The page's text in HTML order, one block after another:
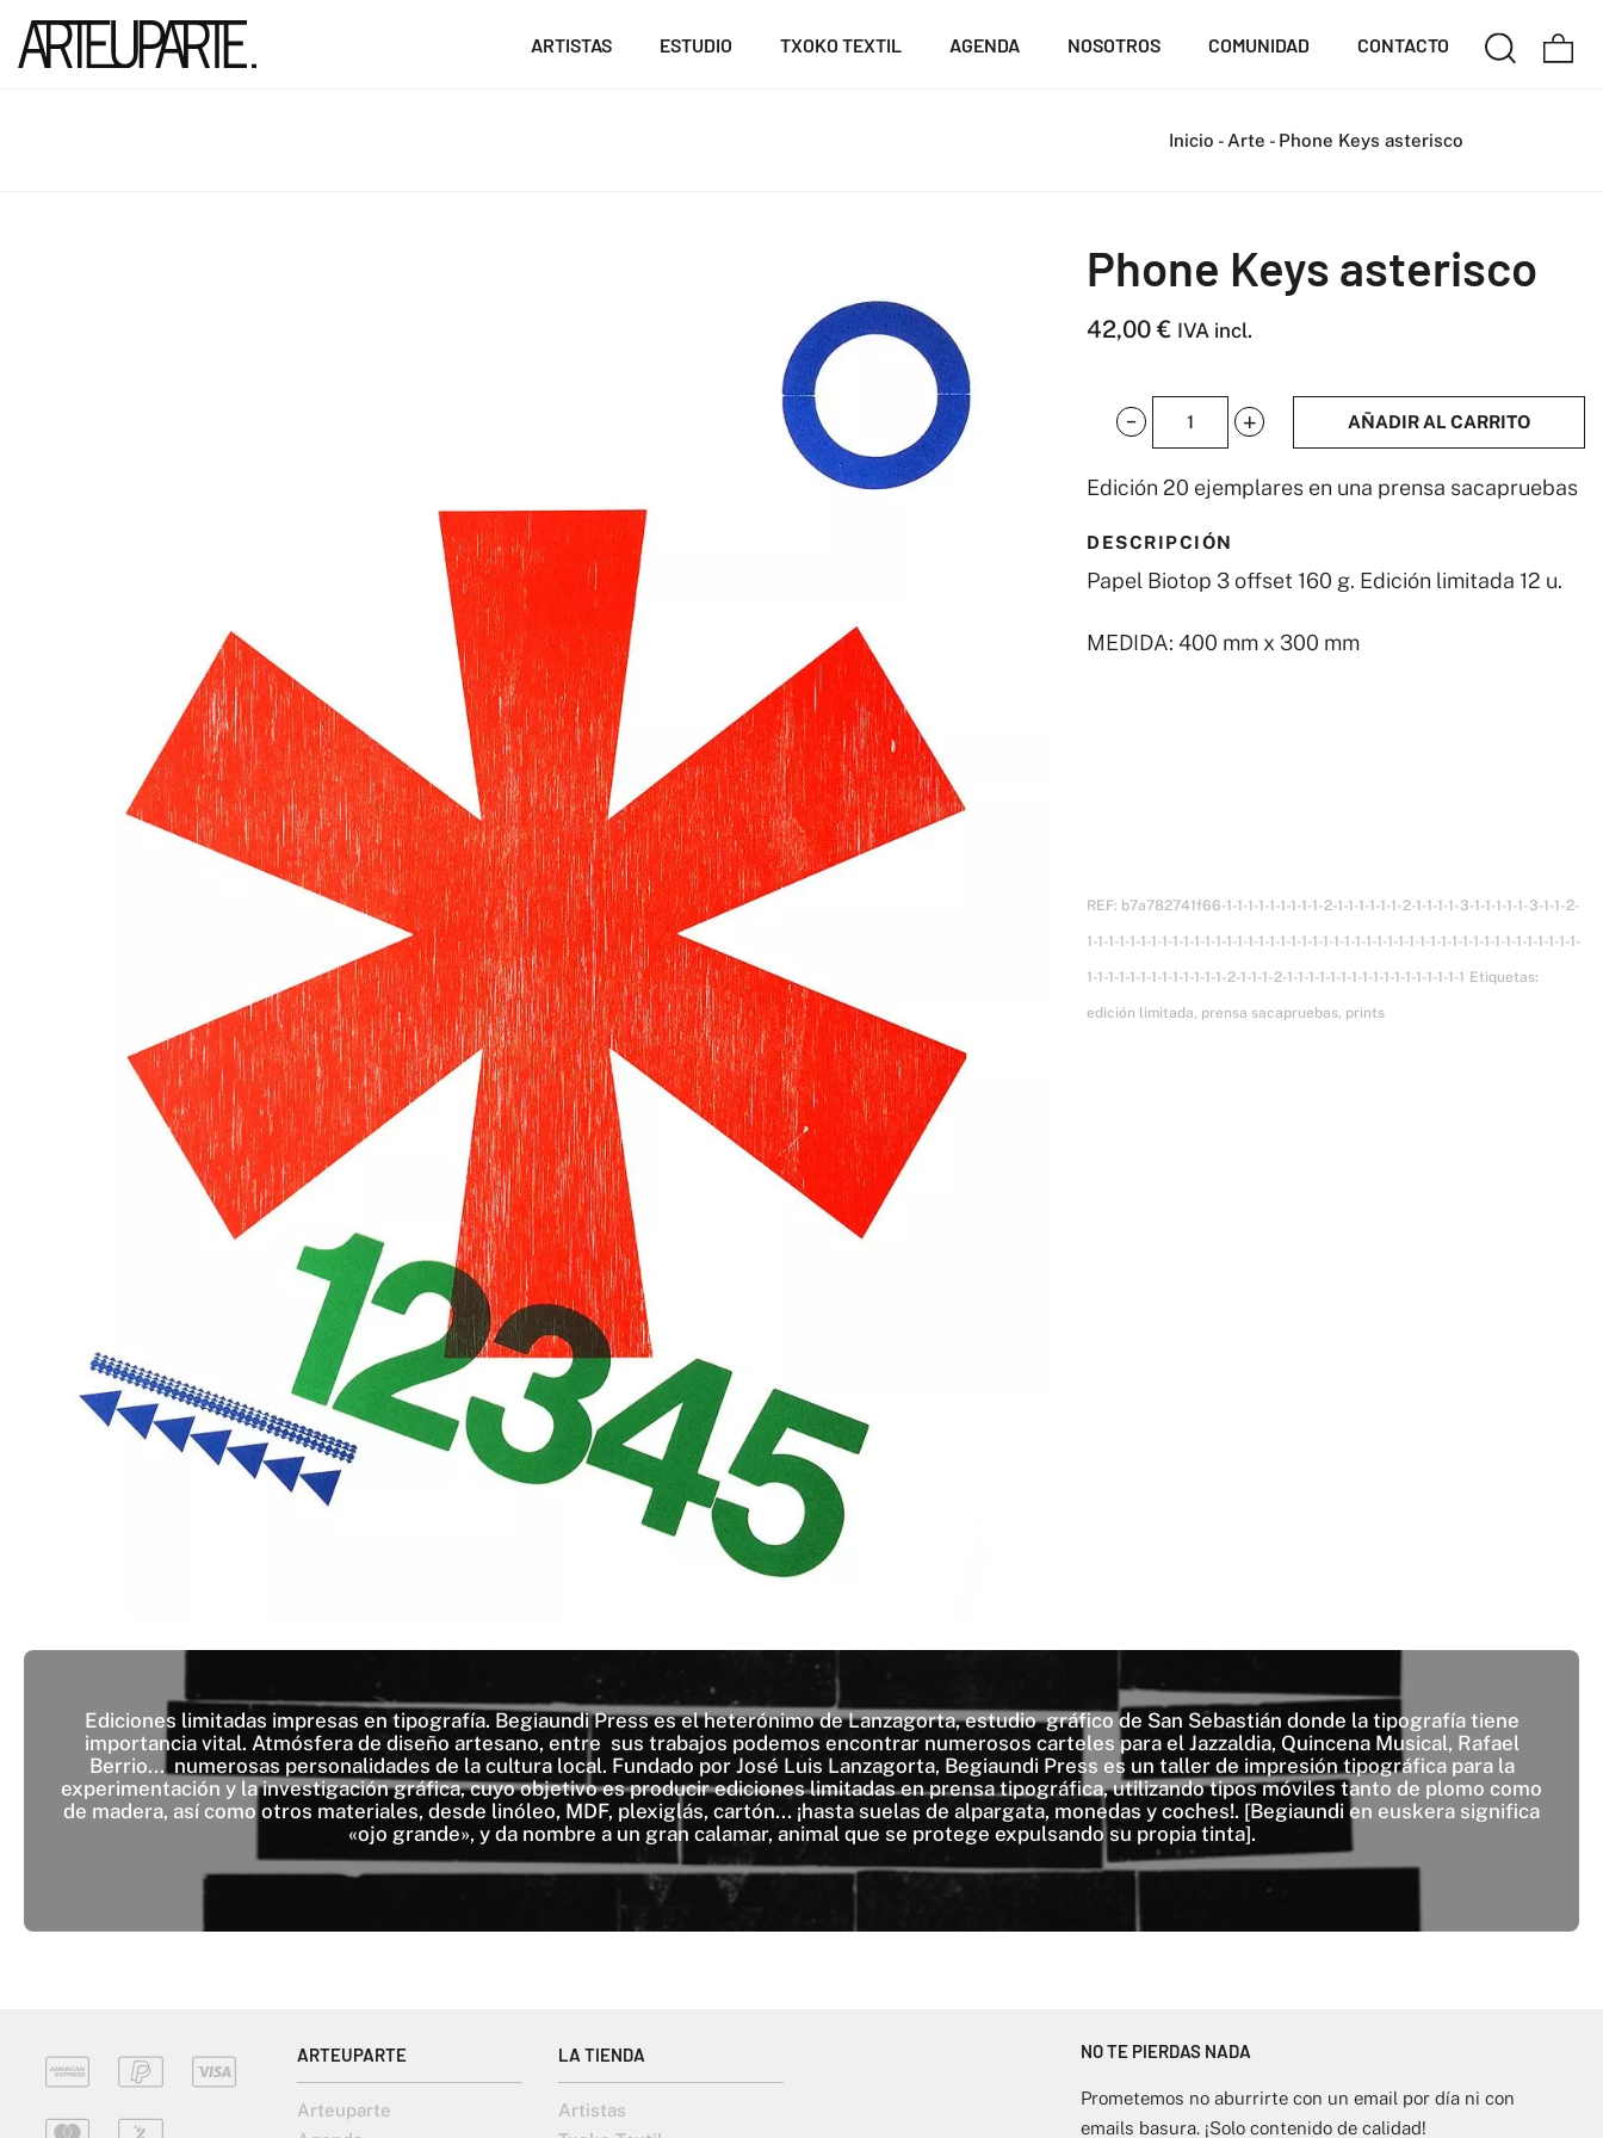
ARTISTAS ESTUDIO TXOKO TEXTIL AGENDA NOSOTROS COMUNIDAD CONTACTO
Inicio - Arte - Phone Keys asterisco
Phone Keys asterisco
42,00€ IVA incl.
Phone
cantidad
AÑADIR AL CARRITO
Edición 20 ejemplares en una prensa sacapruebas
DESCRIPCIÓN
Papel Biotop 3 offset 160 g. Edición limitada 12 u.
MEDIDA: 400 mm x 300 mm
REF: b7a782741f66-1-1-1-1-1-1-1-1-1-2-1-1-1-1-1-1-2-1-1-1-1-3-1-1-1-1-1-3-1-1-2-
1-1-1-1-1-1-1-1-1-1-1-1-1-1-1-1-1-1-1-1-1-1-1-1-1-1-1-1-1-1-1-1-1-1-1-1-1-1-1-1-1-1-1-1-1-1-
1-1-1-1-1-1-1-1-1-1-1-1-1-2-1-1-1-2-1-1-1-1-1-1-1-1-1-1-1-1-1-1-1-1-1 Etiquetas:
edición limitada, prensa sacapruebas, prints
Ediciones limitadas impresas en tipografía. Begiaundi Press es el heterónimo de Lanzagorta, estudio gráfico de San Sebastián donde la tipografía tiene
importancia vital. Atmósfera de diseño artesano, entre sus trabajos podemos encontrar numerosos carteles para el Jazzaldia, Quincena Musical, Rafael
Berrio... numerosas personalidades de la cultura local. Fundado por José Luis Lanzagorta, Begiaundi Press es un taller de impresión tipográfica para la
experimentación y la investigación gráfica, cuyo objetivo es producir ediciones limitadas en prensa tipográfica, utilizando tipos móviles tanto de plomo como
de madera, así como otros materiales, desde linóleo, MDF, plexiglás, cartón... ¡hasta suelas de alpargata, monedas y coches!. [Begiaundi en euskera significa
«ojo grande», y da nombre a un gran calamar, animal que se protege expulsando su propia tinta].
ARTEUPARTE
Arteuparte
LA TIENDA
Artistas
NO TE PIERDAS NADA
Prometemos no aburrirte con un email por día ni con
emails basura. ¡Solo contenido de calidad!